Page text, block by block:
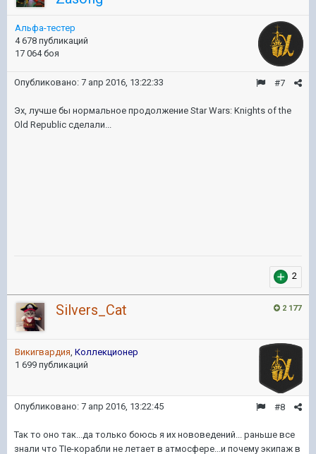
Альфа-тестер
4 678 публикаций
17 064 боя
#7
Опубликовано: 7 апр 2016, 13:22:33
Эх, лучше бы нормальное продолжение Star Wars: Knights of the
Old Republic сделали...
2
2 177
Silvers_Cat
Викигвардия, Коллекционер
1 699 публикаций
#8
Опубликовано: 7 апр 2016, 13:22:45
Так то оно так...да только боюсь я их нововедений... раньше все
знали что TIe-корабли не летает в атмосфере...и почему экипаж в